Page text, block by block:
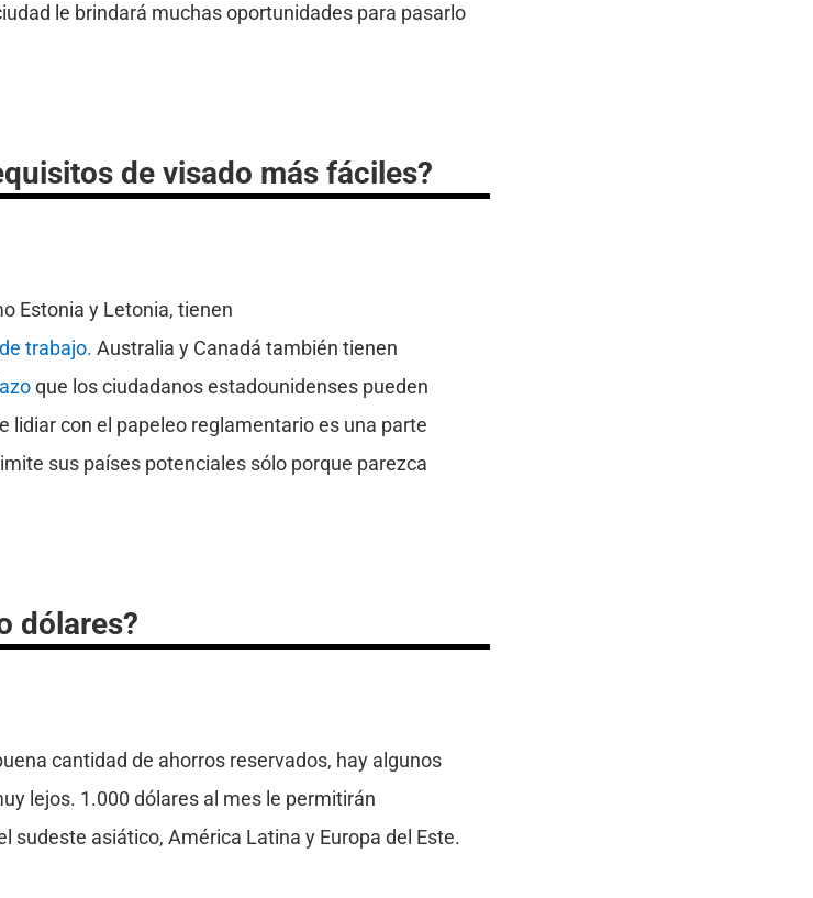
le brindará muchas oportunidades para pasarlo
de visado más fáciles?
Estonia y Letonia, tienen
trabajo. Australia y Canadá también tienen
que los ciudadanos estadounidenses pueden
lidiar con el papeleo reglamentario es una parte
sus países potenciales sólo porque parezca
dólares?
cantidad de ahorros reservados, hay algunos
lejos. 1.000 dólares al mes le permitirán
sudeste asiático, América Latina y Europa del Este.